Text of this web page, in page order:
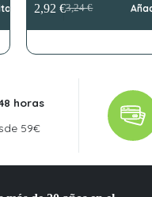
3,24€
El
precio
era:
2,92€El
precio
es:
horas
59€